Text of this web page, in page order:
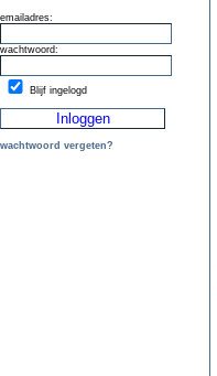
emailadres:
wachtwoord:
Blijf ingelogd
wachtwoord vergeten?